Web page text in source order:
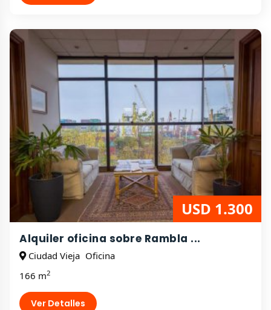
USD 1.300
Alquiler oficina sobre Rambla ...
Ciudad Vieja Oficina
166 m2
Ver Detalles